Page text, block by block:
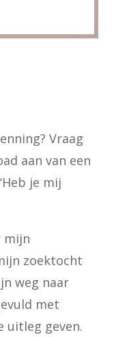
Vraag
aan van een
je mij
mijn
zoektocht
weg naar
met
uitleg geven.